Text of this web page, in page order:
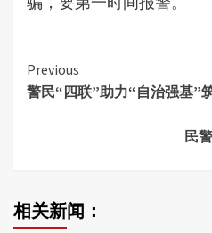
Continue
Reading
Previous
警民“四联”助力“自治强基”
民
相关新闻：